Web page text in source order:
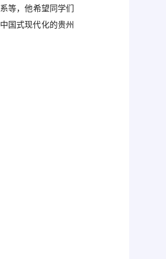
等，他希望同学们
国式现代化的贵州